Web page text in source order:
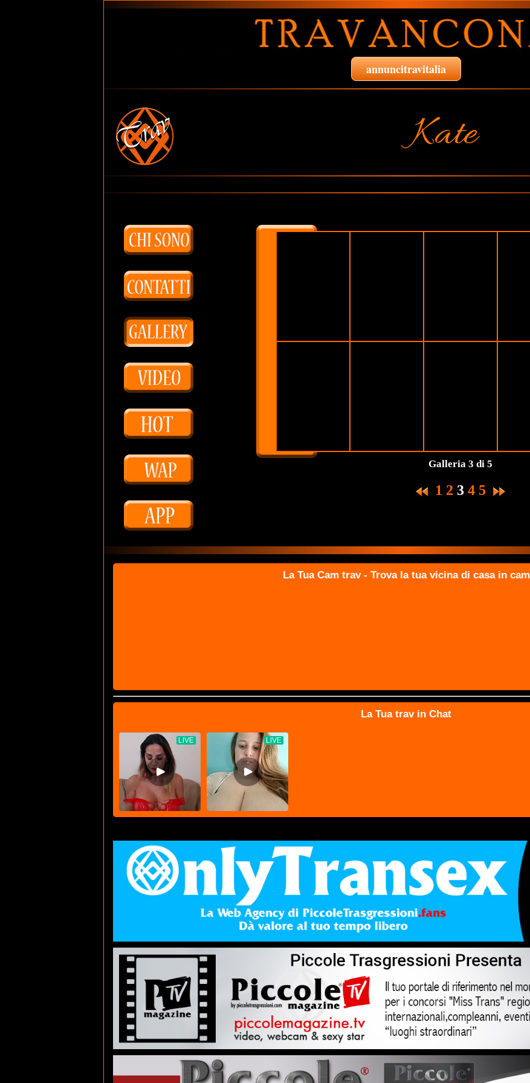
annuncitravitalia
Kate
Galleria 3 di 5
1 2 3 4 5
La Tua Cam trav - Trova la tua vicina di casa in cam
La Tua trav in Chat